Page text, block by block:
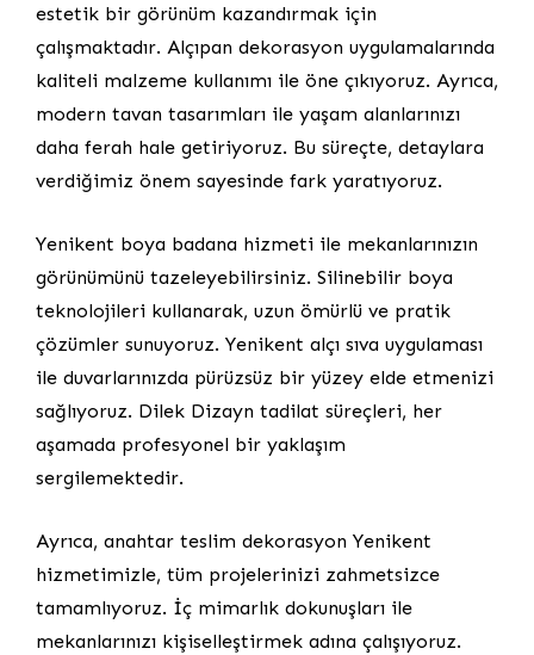
estetik bir görünüm kazandırmak için
çalışmaktadır. Alçıpan dekorasyon uygulamalarında
kaliteli malzeme kullanımı ile öne çıkıyoruz. Ayrıca,
modern tavan tasarımları ile yaşam alanlarınızı
daha ferah hale getiriyoruz. Bu süreçte, detaylara
verdiğimiz önem sayesinde fark yaratıyoruz.
Yenikent boya badana hizmeti ile mekanlarınızın
görünümünü tazeleyebilirsiniz. Silinebilir boya
teknolojileri kullanarak, uzun ömürlü ve pratik
çözümler sunuyoruz. Yenikent alçı sıva uygulaması
ile duvarlarınızda pürüzsüz bir yüzey elde etmenizi
sağlıyoruz. Dilek Dizayn tadilat süreçleri, her
aşamada profesyonel bir yaklaşım
sergilemektedir.
Ayrıca, anahtar teslim dekorasyon Yenikent
hizmetimizle, tüm projelerinizi zahmetsizce
tamamlıyoruz. İç mimarlık dokunuşları ile
mekanlarınızı kişiselleştirmek adına çalışıyoruz.